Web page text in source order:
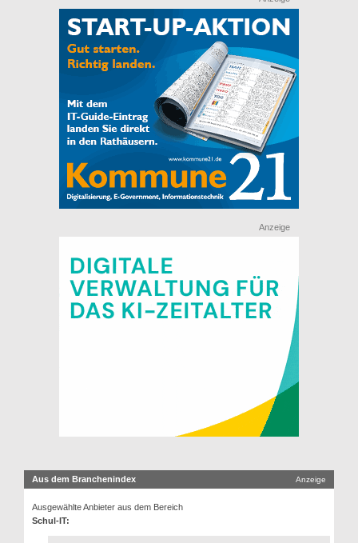
Anzeige
Aus dem Branchenindex Anzeige
Ausgewählte Anbieter aus dem Bereich
Schul-IT: